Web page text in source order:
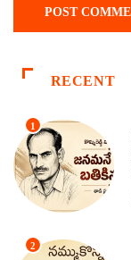
RECENT
1
2